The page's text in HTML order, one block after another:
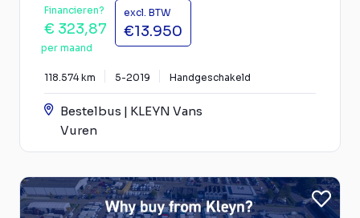
Financieren?
€ 323,87
per maand
excl. BTW
€13.950
118.574 km 5-2019 Handgeschakeld
Bestelbus | KLEYN Vans
Vuren